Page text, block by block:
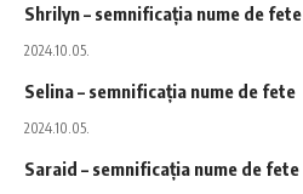
Shrilyn – semnificația nume de fete
2024.10.05.
Selina – semnificația nume de fete
2024.10.05.
Saraid – semnificația nume de fete